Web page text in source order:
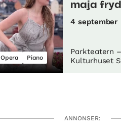
Opera Piano
maja
4 september
Parkteatern
Kulturhuset
ANNONSER: